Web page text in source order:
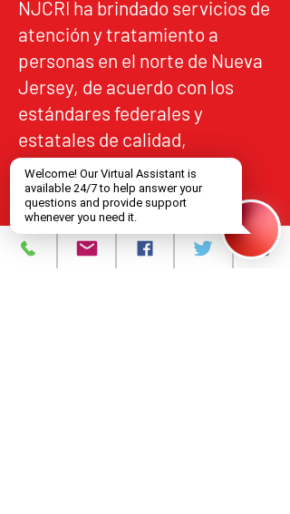
NJCRI ha brindado servicios de
atención y tratamiento a
personas en el norte de Nueva
Jersey, de acuerdo con los
estándares federales y
estatales de calidad,
responsabilidad y acceso
equitativo.
Programas y Servicios
Acerca de